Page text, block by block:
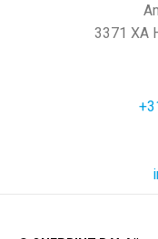
3371 XA